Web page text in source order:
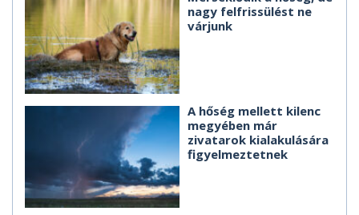
nagy felfrissülést ne
várjunk
A hőség mellett kilenc
megyében már
zivatarok kialakulására
figyelmeztetnek